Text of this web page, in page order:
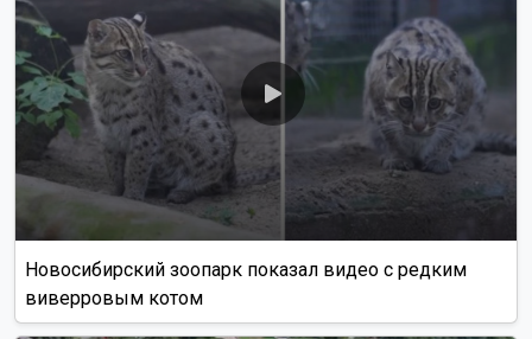
Новосибирский зоопарк показал видео с редким
виверровым котом